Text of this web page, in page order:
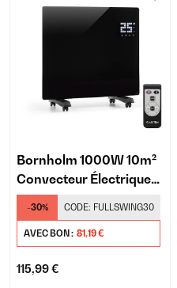
Bornholm 1000W 10m²
Convecteur Électrique
Noir
-30% CODE: FULLSWING30
AVEC BON : 81,19 €
115,99 €